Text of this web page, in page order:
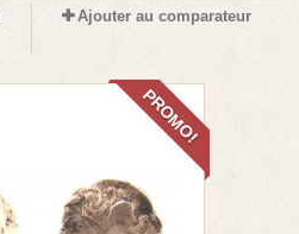
Ajouter au comparateur
PROMO!